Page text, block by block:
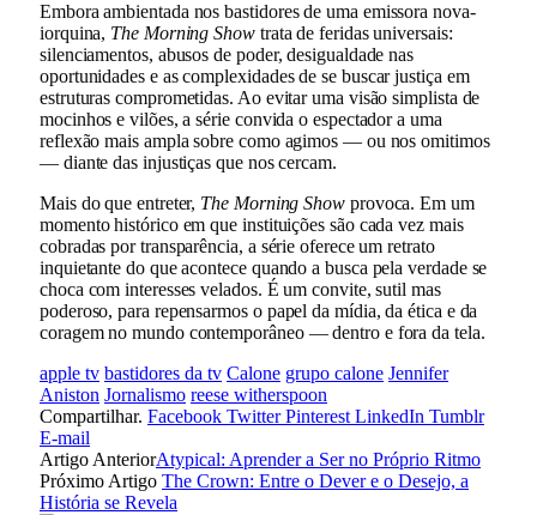
Embora ambientada nos bastidores de uma emissora nova-
iorquina, The Morning Showtrata de feridas universais:
silenciamentos, abusos de poder, desigualdade nas
oportunidades e as complexidades de se buscar justiça em
estruturas comprometidas. Ao evitar uma visão simplista de
mocinhos e vilões, a série convida o espectador a uma
reflexão mais ampla sobre como agimos — ou nos omitimos
— diante das injustiças que nos cercam.
Mais do que entreter, The Morning Showprovoca. Em um
momento histórico em que instituições são cada vez mais
cobradas por transparência, a série oferece um retrato
inquietante do que acontece quando a busca pela verdade se
choca com interesses velados. É um convite, sutil mas
poderoso, para repensarmos o papel da mídia, da ética e da
coragem no mundo contemporâneo — dentro e fora da tela.
apple tv bastidores da tv Calone grupo calone Jennifer
Aniston Jornalismo reese witherspoon
Compartilhar. Facebook Twitter Pinterest LinkedIn Tumblr
E-mail
Artigo AnteriorAtypical: Aprender a Ser no Próprio Ritmo
Próximo Artigo The Crown: Entre o Dever e o Desejo, a
História se Revela